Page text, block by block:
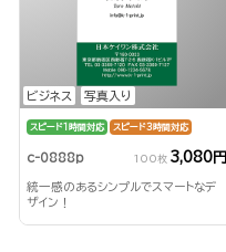
ビジネス 写真入り
スピード1時間対応 スピード3時間対応
c-0888p 100枚 3,080円
統一感のあるシンプルでスマートなデ
ザイン！